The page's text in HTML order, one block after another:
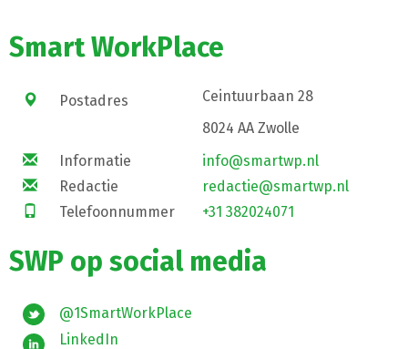
Smart WorkPlace
Postadres
Ceintuurbaan 28
8024 AA Zwolle
Informatie
info@smartwp.nl
Redactie
redactie@smartwp.nl
Telefoonnummer
+31 382024071
SWP op social media
@1SmartWorkPlace
LinkedIn